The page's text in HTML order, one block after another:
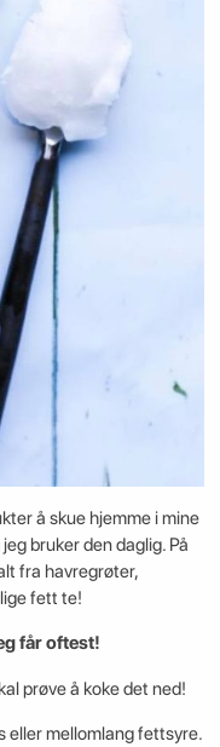
å skue hjemme i mine
bruker den daglig. På
fra havregrøter,
fett te!
får oftest!
prøve å koke det ned!
eller mellomlang fettsyre.